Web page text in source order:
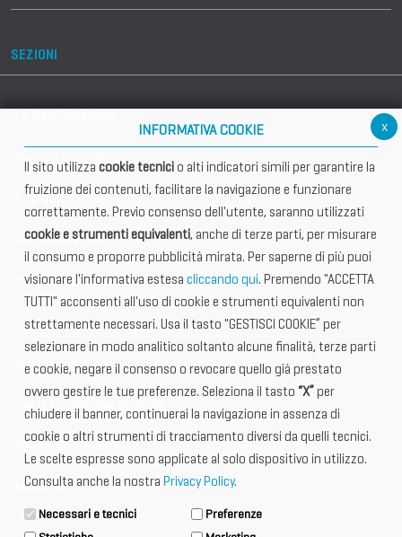
SEZIONI
Info utili
Documentazione
Informazione importante
Vetrina Espositori
International Club
Tax & Legal Global Services
News e Comunicati
Media Kit
x
INFORMATIVA COOKIE
Il sito utilizza cookie tecnicio alti indicatori simili per garantire la
fruizione dei contenuti, facilitare la navigazione e funzionare
correttamente. Previo consenso dell'utente, saranno utilizzati
cookie e strumenti equivalenti, anche di terze parti, per misurare
il consumo e proporre pubblicità mirata. Per saperne di più puoi
visionare l'informativa estesa cliccando qui. Premendo "ACCETTA
TUTTI" acconsenti all'uso di cookie e strumenti equivalenti non
strettamente necessari. Usa il tasto "GESTISCI COOKIE” per
selezionare in modo analitico soltanto alcune finalità, terze parti
e cookie, negare il consenso o revocare quello già prestato
ovvero gestire le tue preferenze. Seleziona il tasto “X” per
chiudere il banner, continuerai la navigazione in assenza di
cookie o altri strumenti di tracciamento diversi da quelli tecnici.
Le scelte espresse sono applicate al solo dispositivo in utilizzo.
Consulta anche la nostra Privacy Policy.
Necessari e tecnici
Preferenze